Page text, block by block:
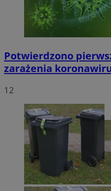
Potwierdzono
zarażenia
12